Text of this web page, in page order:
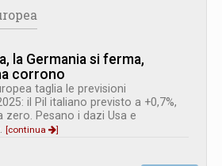
la Germania si ferma,
corrono
taglia le previsioni
il Pil italiano previsto a +0,7%,
zero. Pesano i dazi Usa e
[continua
]